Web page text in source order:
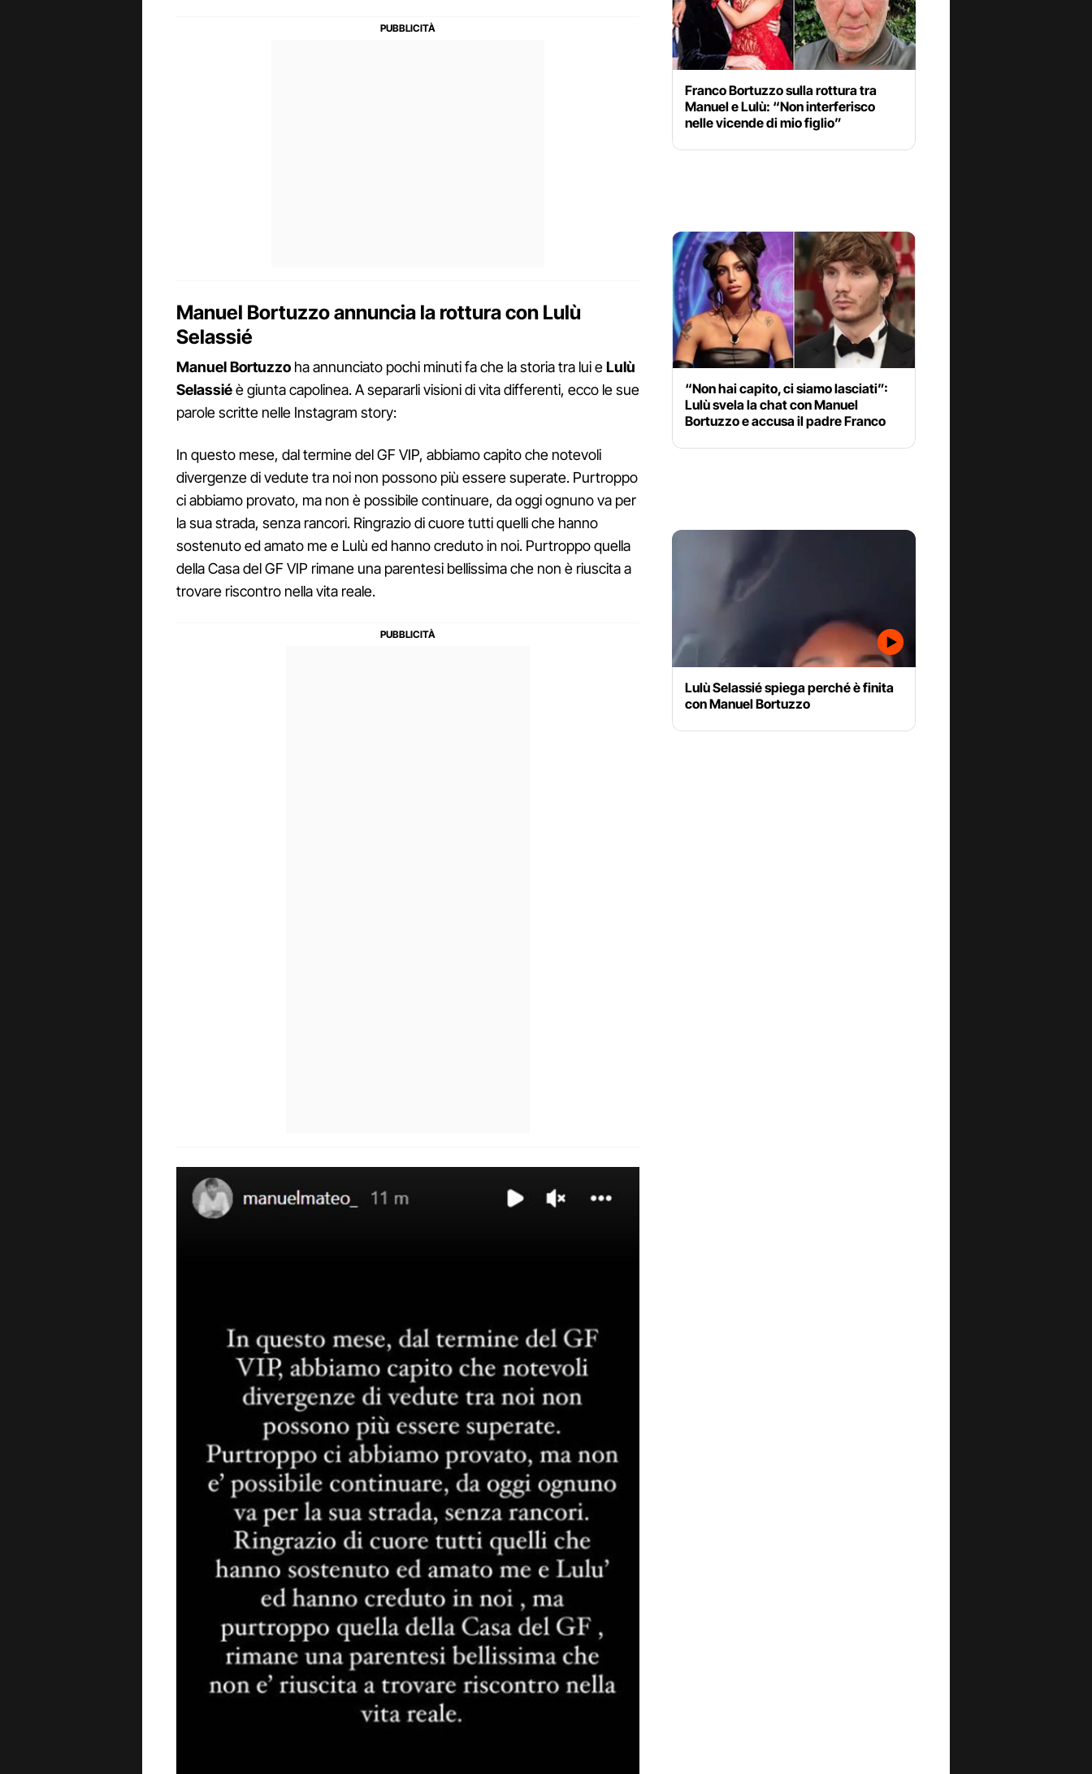
Manuel Bortuzzo annuncia la rottura con Lulù
Selassié
Manuel Bortuzzo ha annunciato pochi minuti fa che la storia tra lui eLulù
Selassiéè giunta capolinea. A separarli visioni di vita differenti, ecco le sue
parole scritte nelle Instagram story:
In questo mese, dal termine del GF VIP, abbiamo capito che notevoli
divergenze di vedute tra noi non possono più essere superate. Purtroppo
ci abbiamo provato, ma non è possibile continuare, da oggi ognuno va per
la sua strada, senza rancori. Ringrazio di cuore tutti quelli che hanno
sostenuto ed amato me e Lulù ed hanno creduto in noi. Purtroppo quella
della Casa del GF VIP rimane una parentesi bellissima che non è riuscita a
trovare riscontro nella vita reale.
Franco Bortuzzo sulla rottura tra
Manuel e Lulù: “Non interferisco
nelle vicende di mio figlio”
“Non hai capito, ci siamo lasciati”:
Lulù svela la chat con Manuel
Bortuzzo e accusa il padre Franco
Lulù Selassié spiega perché è finita
con Manuel Bortuzzo